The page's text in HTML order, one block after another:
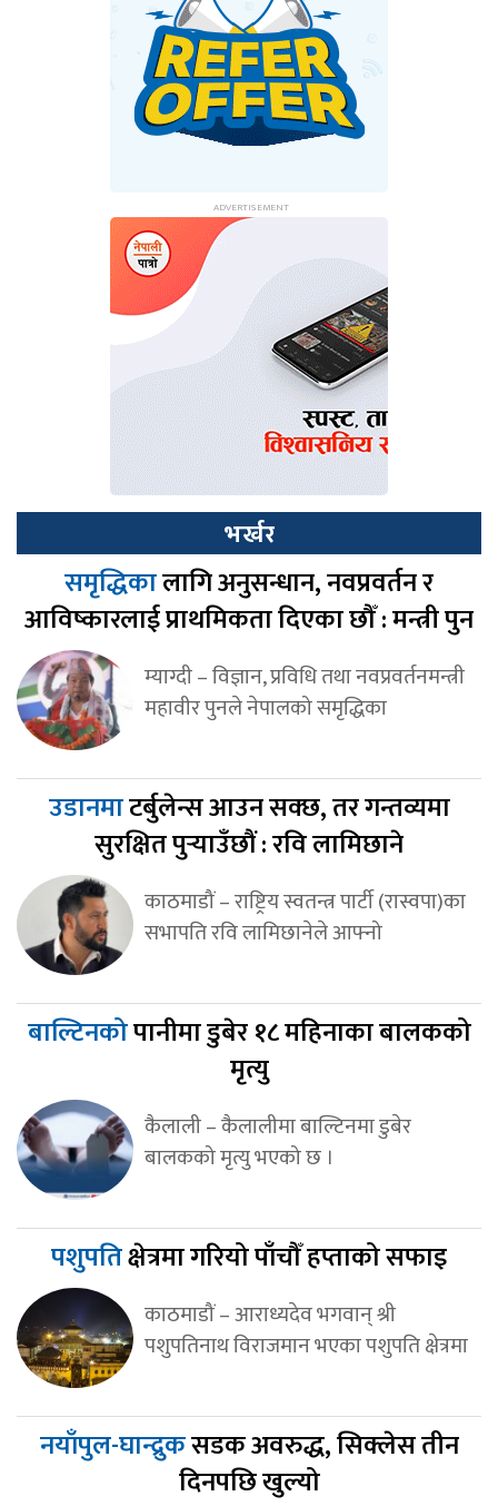
भर्खर
समृद्धिकालागि अनुसन्धान, नवप्रवर्तन र
आविष्कारलाई प्राथमिकता दिएका छौँ : मन्त्री पुन
म्याग्दी – विज्ञान, प्रविधि तथा नवप्रवर्तनमन्त्री
महावीर पुनले नेपालको समृद्धिका
उडानमाटर्बुलेन्स आउन सक्छ, तर गन्तव्यमा
सुरक्षित पुर्‍याउँछौं : रवि लामिछाने
काठमाडौं – राष्ट्रिय स्वतन्त्र पार्टी (रास्वपा)का
सभापति रवि लामिछानेले आफ्नो
बाल्टिनकोपानीमा डुबेर १८ महिनाका बालकको
मृत्यु
कैलाली – कैलालीमा बाल्टिनमा डुबेर
बालकको मृत्यु भएको छ ।
पशुपतिक्षेत्रमा गरियो पाँचौँ हप्ताको सफाइ
काठमाडौं – आराध्यदेव भगवान् श्री
पशुपतिनाथ विराजमान भएका पशुपति क्षेत्रमा
नयाँपुल-घान्द्रुकसडक अवरुद्ध, सिक्लेस तीन
दिनपछि खुल्यो